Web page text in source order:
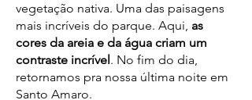
vegetação nativa. Uma das paisagens
mais incríveis do parque. Aqui, as
cores da areia e da água criam um
contraste incrível. No fim do dia,
retornamos pra nossa última noite em
Santo Amaro.